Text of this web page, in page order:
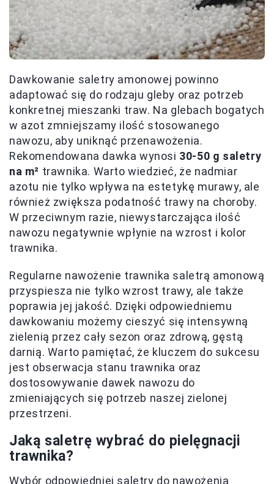
Dawkowanie saletry amonowej powinno
adaptować się do rodzaju gleby oraz potrzeb
konkretnej mieszanki traw. Na glebach bogatych
w azot zmniejszamy ilość stosowanego
nawozu, aby uniknąć przenawożenia.
Rekomendowana dawka wynosi 30-50 g saletry
na m² trawnika. Warto wiedzieć, że nadmiar
azotu nie tylko wpływa na estetykę murawy, ale
również zwiększa podatność trawy na choroby.
W przeciwnym razie, niewystarczająca ilość
nawozu negatywnie wpłynie na wzrost i kolor
trawnika.
Regularne nawożenie trawnika saletrą amonową
przyspiesza nie tylko wzrost trawy, ale także
poprawia jej jakość. Dzięki odpowiedniemu
dawkowaniu możemy cieszyć się intensywną
zielenią przez cały sezon oraz zdrową, gęstą
darnią. Warto pamiętać, że kluczem do sukcesu
jest obserwacja stanu trawnika oraz
dostosowywanie dawek nawozu do
zmieniających się potrzeb naszej zielonej
przestrzeni.
Jaką saletrę wybrać do pielęgnacji
trawnika?
Wybór odpowiedniej saletry do nawożenia